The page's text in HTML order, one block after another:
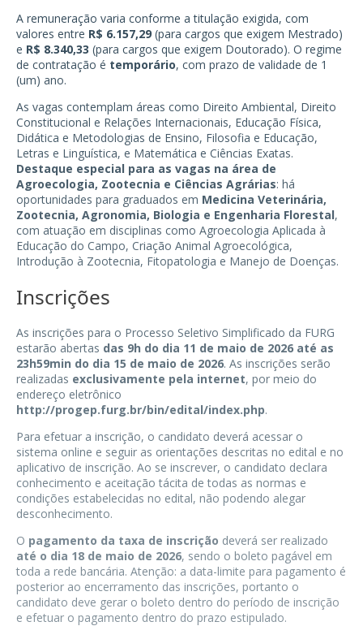
A remuneração varia conforme a titulação exigida, com
valores entre R$ 6.157,29 (para cargos que exigem Mestrado)
e R$ 8.340,33 (para cargos que exigem Doutorado). O regime
de contratação é temporário, com prazo de validade de 1
(um) ano.
As vagas contemplam áreas como Direito Ambiental, Direito
Constitucional e Relações Internacionais, Educação Física,
Didática e Metodologias de Ensino, Filosofia e Educação,
Letras e Linguística, e Matemática e Ciências Exatas.
Destaque especial para as vagas na área de
Agroecologia, Zootecnia e Ciências Agrárias: há
oportunidades para graduados em Medicina Veterinária,
Zootecnia, Agronomia, Biologia e Engenharia Florestal,
com atuação em disciplinas como Agroecologia Aplicada à
Educação do Campo, Criação Animal Agroecológica,
Introdução à Zootecnia, Fitopatologia e Manejo de Doenças.
Inscrições
As inscrições para o Processo Seletivo Simplificado da FURG
estarão abertas das 9h do dia 11 de maio de 2026 até as
23h59min do dia 15 de maio de 2026. As inscrições serão
realizadas exclusivamente pela internet, por meio do
endereço eletrônico
http://progep.furg.br/bin/edital/index.php.
Para efetuar a inscrição, o candidato deverá acessar o
sistema online e seguir as orientações descritas no edital e no
aplicativo de inscrição. Ao se inscrever, o candidato declara
conhecimento e aceitação tácita de todas as normas e
condições estabelecidas no edital, não podendo alegar
desconhecimento.
O pagamento da taxa de inscrição deverá ser realizado
até o dia 18 de maio de 2026, sendo o boleto pagável em
toda a rede bancária. Atenção: a data-limite para pagamento é
posterior ao encerramento das inscrições, portanto o
candidato deve gerar o boleto dentro do período de inscrição
e efetuar o pagamento dentro do prazo estipulado.